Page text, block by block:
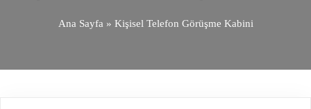
Ana Sayfa » Kişisel Telefon Görüşme Kabini